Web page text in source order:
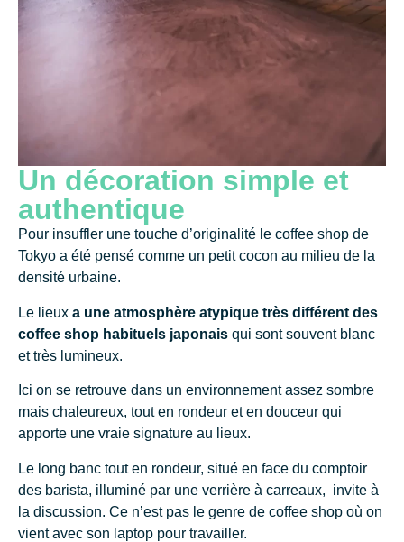
Un décoration simple et
authentique
Pour insuffler une touche d’originalité le coffee shop de
Tokyo a été pensé comme un petit cocon au milieu de la
densité urbaine.
Le lieux a une atmosphère atypique très différent des
coffee shop habituels japonais qui sont souvent blanc
et très lumineux.
Ici on se retrouve dans un environnement assez sombre
mais chaleureux, tout en rondeur et en douceur qui
apporte une vraie signature au lieux.
Le long banc tout en rondeur, situé en face du comptoir
des barista, illuminé par une verrière à carreaux, invite à
la discussion. Ce n’est pas le genre de coffee shop où on
vient avec son laptop pour travailler.